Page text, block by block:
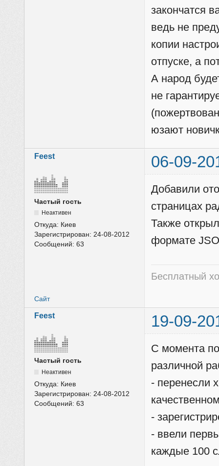
закончатся
ведь не
копии
отпуске, а
А народ
не
юзают
Feest 06-09-
Частый гость
Неактивен
Откуда: Киев
Зарегистрирован:24-08-2012
Сообщений:63
Добавили
страницах
Также
формате
Бесплатный
Сайт
Feest 19-09-
Частый гость
Неактивен
Откуда: Киев
Зарегистрирован: 24-08-2012
Сообщений:63
С момента
различной
- перенесли
-
- ввели
каждые 100